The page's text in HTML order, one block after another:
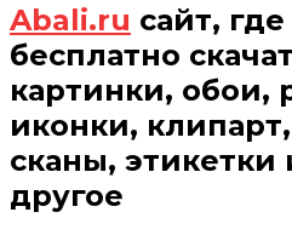
Abali.ru сайт,
бесплатно
картинки, обои,
иконки,
сканы, этикетки
другое